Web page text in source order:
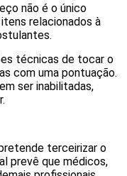
não é o único
relacionados à
técnicas de tocar o
com uma pontuação.
ser inabilitadas,
terceirizar o
prevê que médicos,